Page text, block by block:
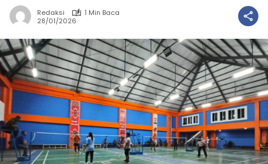
Redaksi
1 Min Baca
28/01/2026